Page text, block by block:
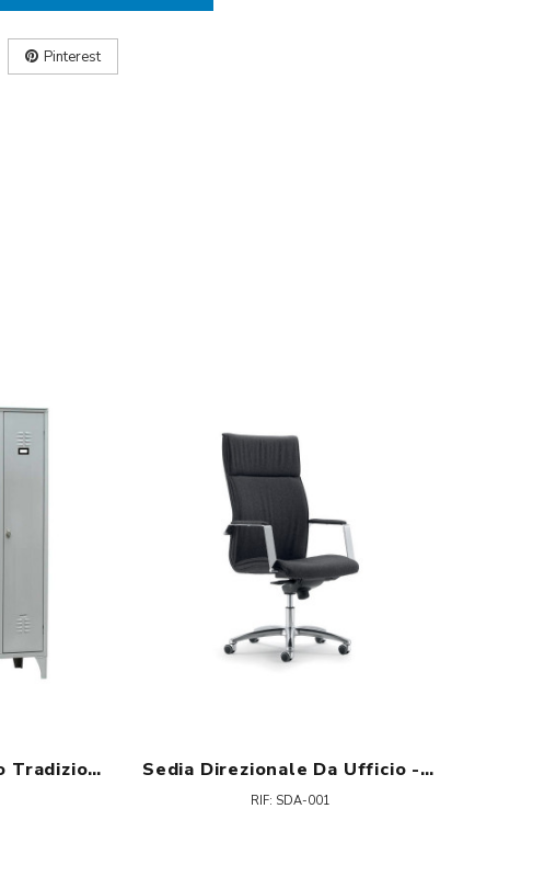
Pinterest
Armadio Spogliatoio Tradizionale 3 Vani Sedia Direzionale Da Ufficio - Iris H
RIF: SDA-001